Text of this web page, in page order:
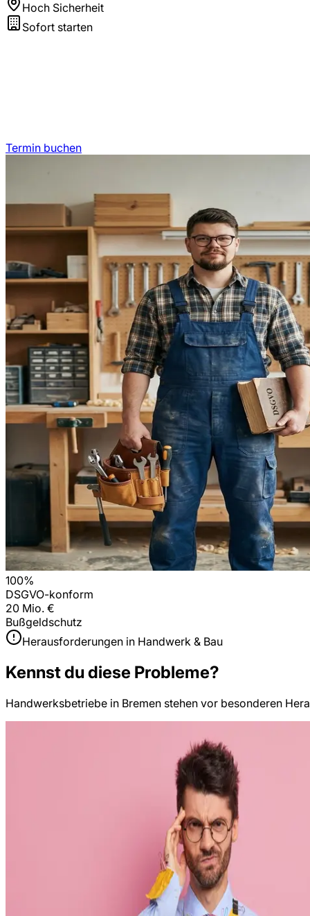
Hoch Sicherheit
Sofort starten
Termin buchen
100%
DSGVO-konform
20 Mio. €
Bußgeldschutz
Herausforderungen in Handwerk & Bau
Kennst du diese Probleme?
Handwerksbetriebe in Bremen stehen vor besonderen